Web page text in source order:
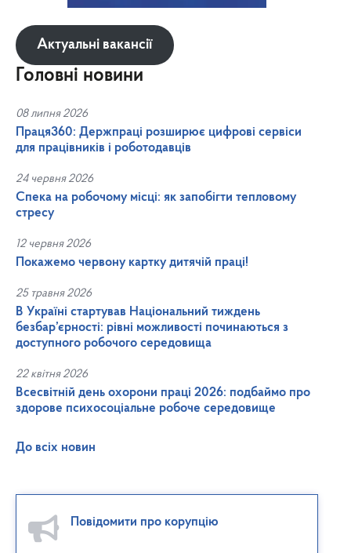
Актуальні вакансії
Головні новини
08 липня 2026
Праця360: Держпраці розширює цифрові сервіси
для працівників і роботодавців
24 червня 2026
Спека на робочому місці: як запобігти тепловому
стресу
12 червня 2026
Покажемо червону картку дитячій праці!
25 травня 2026
В Україні стартував Національний тиждень
безбар’єрності: рівні можливості починаються з
доступного робочого середовища
22 квітня 2026
Всесвітній день охорони праці 2026: подбаймо про
здорове психосоціальне робоче середовище
До всіх новин
Повідомити про корупцію